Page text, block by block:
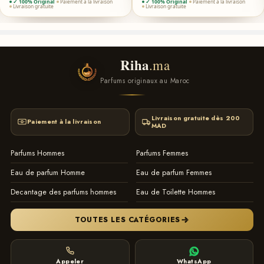
✓ 100% Original Paiement à la livraison
Livraison gratuite
✓ 100% Original Paiement à la livraison
Livraison gratuite
Riha.ma
Parfums originaux au Maroc
Paiement à la livraison
Livraison gratuite dès 200
MAD
Parfums Hommes
Parfums Femmes
Eau de parfum Homme
Eau de parfum Femmes
Decantage des parfums hommes
Eau de Toilette Hommes
TOUTES LES CATÉGORIES
Appeler WhatsApp